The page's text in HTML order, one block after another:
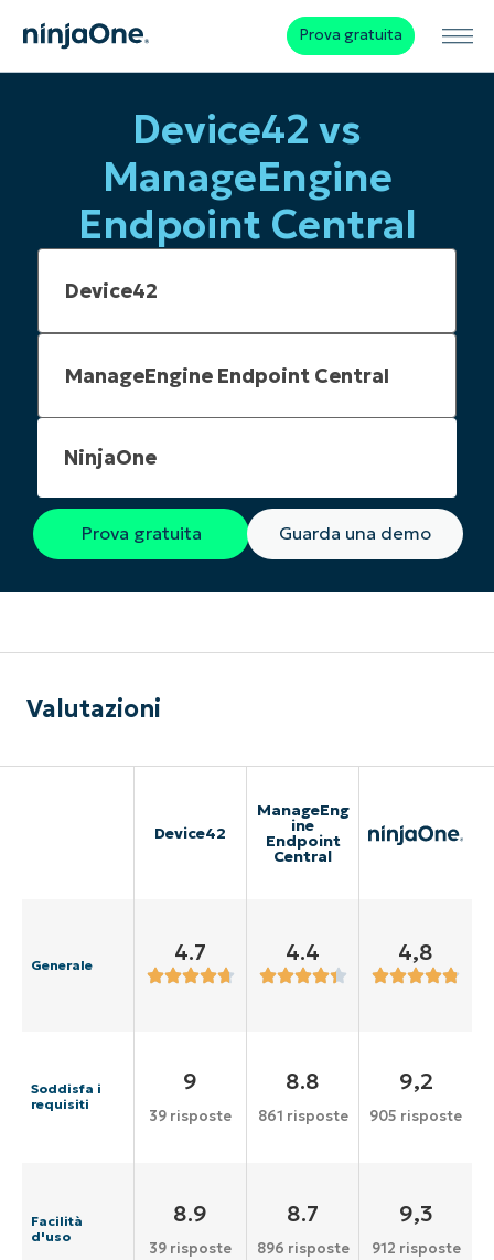
Prova gratuita
Device42 vs
ManageEngine
Endpoint Central
NinjaOne
Prova gratuita Guarda una demo
Valutazioni
Device42
ManageEng
ine
Endpoint
Central
Generale 4.7 4.4 4,8
Soddisfa i
requisiti
9
39 risposte
8.8
861 risposte
9,2
905 risposte
Facilità
d'uso
8.9
39 risposte
8.7
896 risposte
9,3
912 risposte